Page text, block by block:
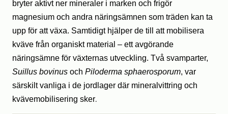
bryter aktivt ner mineraler i marken och frigör
magnesium och andra näringsämnen som träden kan ta
upp för att växa. Samtidigt hjälper de till att mobilisera
kväve från organiskt material – ett avgörande
näringsämne för växternas utveckling. Två svamparter,
Suillus bovinus och Piloderma sphaerosporum, var
särskilt vanliga i de jordlager där mineralvittring och
kvävemobilisering sker.